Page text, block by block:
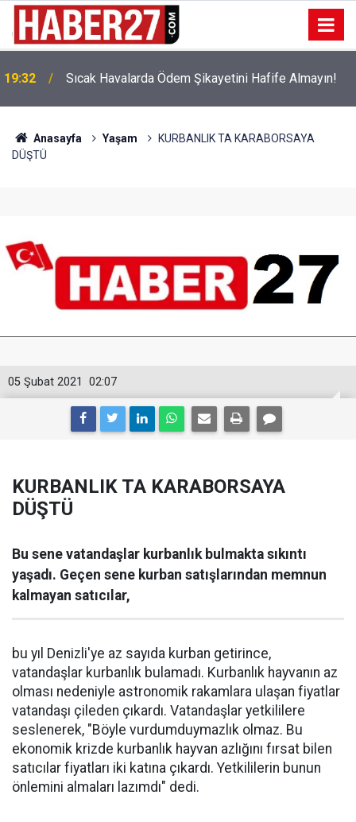
19:32 Sıcak Havalarda Ödem Şikayetini Hafife Almayın!
Anasayfa Yaşam
KURBANLIK TA KARABORSAYA
DÜŞTÜ
02:07
05 Şubat 2021
KURBANLIK TA KARABORSAYA
DÜŞTÜ
Bu sene vatandaşlar kurbanlık bulmakta sıkıntı
yaşadı. Geçen sene kurban satışlarından memnun
kalmayan satıcılar,
bu yıl Denizli'ye az sayıda kurban getirince,
vatandaşlar kurbanlık bulamadı. Kurbanlık hayvanın az
olması nedeniyle astronomik rakamlara ulaşan fiyatlar
vatandaşı çileden çıkardı. Vatandaşlar yetkililere
seslenerek, "Böyle vurdumduymazlık olmaz. Bu
ekonomik krizde kurbanlık hayvan azlığını fırsat bilen
satıcılar fiyatları iki katına çıkardı. Yetkililerin bunun
önlemini almaları lazımdı" dedi.